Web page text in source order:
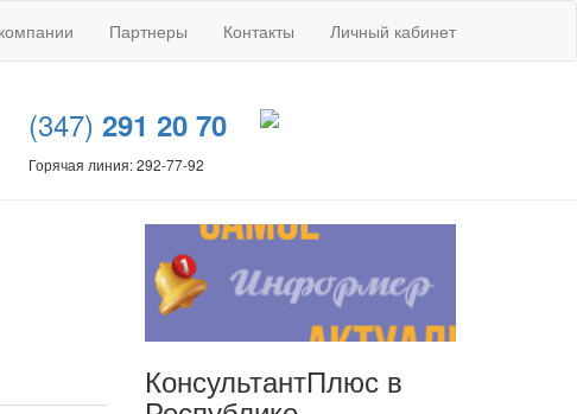
Партнеры Контакты Личный кабинет
(347) 291 20 70
Горячая линия: 292-77-92
КонсультантПлюс в